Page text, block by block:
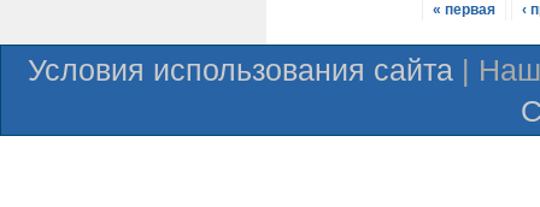
« первая ‹
Условия использования сайта| Наш